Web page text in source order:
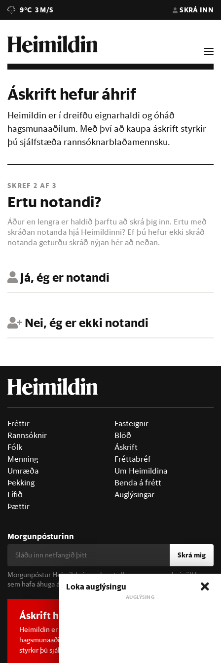
9°C 3 M/S SKRÁ INN
Áskrift hefur áhrif
Heimildin er í dreifðu eignarhaldi og óháð
hagsmunaaðilum. Með því að kaupa áskrift styrkir
þú sjálfstæða rannsóknarblaðamennsku.
SKREF 2 AF 3
Ertu notandi?
Áður en lengra er haldið þarftu að skrá þig inn. Ertu með
skráðan notanda hjá Heimildinni? Ef þú hefur ekki skráð
notanda geturðu skráð nýjan hér að neðan.
Já, ég er notandi
Nei, ég er ekki notandi
Fréttir
Rannsóknir
Fólk
Menning
Umræða
Þekking
Lífið
Þættir
Fasteignir
Blöð
Áskrift
Fréttabréf
Um Heimildina
Benda á frétt
Auglýsingar
Morgunpósturinn
Skrá mig
Morgunpóstur Heimildarinnar berst alla morgna og er fyrir öll þau
sem hafa áhuga á fréttum og þjóðfélagsumræðu.
Áskrift hefur áhrif
Heimildin er í dreifðu eignarhaldi og óháð
hagsmunaaðilum. Með því að kaupa áskrift að Heimildinni
styrkir þú sjálfstæða rannsóknarblaðamennsku.
Loka auglýsingu